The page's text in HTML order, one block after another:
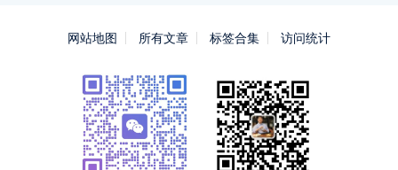
网站地图 所有文章 标签合集 访问统计